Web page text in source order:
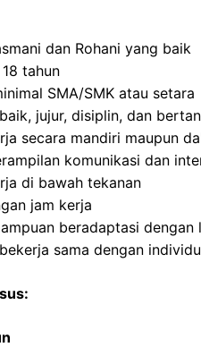
dan Rohani yang baik
tahun
SMA/SMK atau setara
jujur, disiplin, dan
secara mandiri maupun
komunikasi dan
di bawah tekanan
jam kerja
beradaptasi
sama dengan